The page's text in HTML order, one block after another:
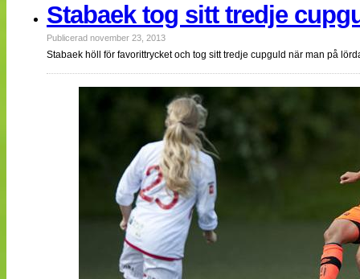
Stabaek tog sitt tredje
Publicerad november 23, 2013
Stabaek höll för favorittrycket och tog sitt tredje cupguld när man på